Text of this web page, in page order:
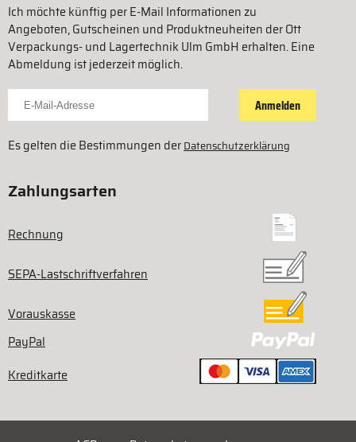
Ich möchte künftig per E-Mail Informationen zu
Angeboten, Gutscheinen und Produktneuheiten der Ott
Verpackungs- und Lagertechnik Ulm GmbH erhalten. Eine
Abmeldung ist jederzeit möglich.
Für Newsletter anmelden
Anmelden
Es gelten die Bestimmungen derDatenschutzerklärung
Zahlungsarten
Rechnung
SEPA-Lastschriftverfahren
Vorauskasse
PayPal
Kreditkarte